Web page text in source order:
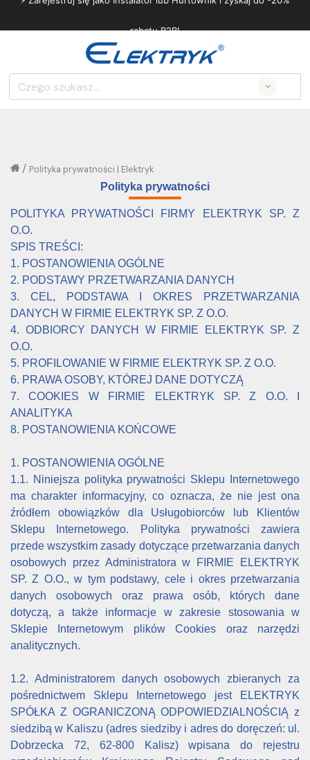
rabatu B2B!
Polityka prywatności | Elektryk
/
Polityka prywatności
POLITYKA PRYWATNOŚCI FIRMY ELEKTRYK SP. Z
O.O.
SPIS TREŚCI:
1. POSTANOWIENIA OGÓLNE
2. PODSTAWY PRZETWARZANIA DANYCH
3. CEL, PODSTAWA I OKRES PRZETWARZANIA
DANYCH W FIRMIE ELEKTRYK SP. Z O.O.
4. ODBIORCY DANYCH W FIRMIE ELEKTRYK SP. Z
O.O.
5. PROFILOWANIE W FIRMIE ELEKTRYK SP. Z O.O.
6. PRAWA OSOBY, KTÓREJ DANE DOTYCZĄ
7. COOKIES W FIRMIE ELEKTRYK SP. Z O.O. I
ANALITYKA
8. POSTANOWIENIA KOŃCOWE
1. POSTANOWIENIA OGÓLNE
1.1. Niniejsza polityka prywatności Sklepu Internetowego
ma charakter informacyjny, co oznacza, że nie jest ona
źródłem obowiązków dla Usługobiorców lub Klientów
Sklepu Internetowego. Polityka prywatności zawiera
przede wszystkim zasady dotyczące przetwarzania danych
osobowych przez Administratora w FIRMIE ELEKTRYK
SP. Z O.O., w tym podstawy, cele i okres przetwarzania
danych osobowych oraz prawa osób, których dane
dotyczą, a także informacje w zakresie stosowania w
Sklepie Internetowym plików Cookies oraz narzędzi
analitycznych.
1.2. Administratorem danych osobowych zbieranych za
pośrednictwem Sklepu Internetowego jest ELEKTRYK
SPÓŁKA Z OGRANICZONĄ ODPOWIEDZIALNOŚCIĄ z
siedzibą w Kaliszu (adres siedziby i adres do doręczeń: ul.
Dobrzecka 72, 62-800 Kalisz) wpisana do rejestru